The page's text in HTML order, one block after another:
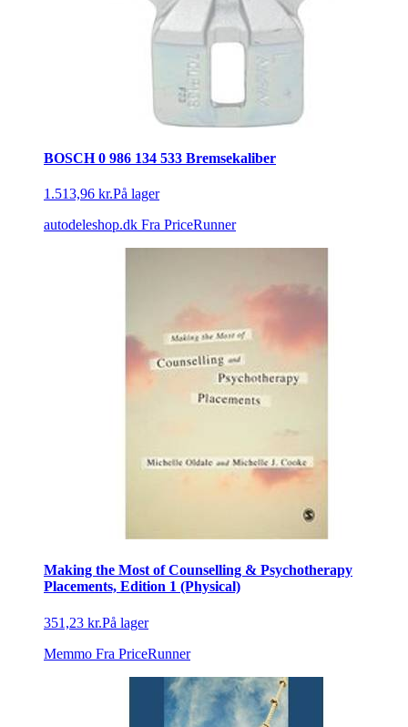
BOSCH 0 986 134 533 Bremsekaliber
1.513,96 kr.På lager
autodeleshop.dk Fra PriceRunner
Making the Most of Counselling & Psychotherapy
Placements, Edition 1 (Physical)
351,23 kr.På lager
Memmo Fra PriceRunner